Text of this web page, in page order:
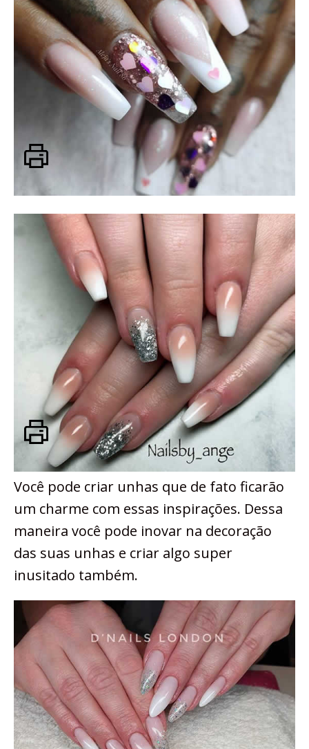
Você pode criar unhas que de fato ficarão
um charme com essas inspirações. Dessa
maneira você pode inovar na decoração
das suas unhas e criar algo super
inusitado também.